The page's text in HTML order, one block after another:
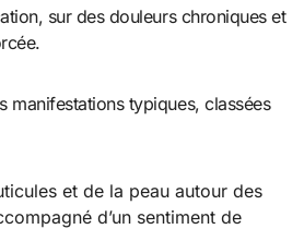
sur des douleurs chroniques et
manifestations typiques, classées
et de la peau autour des
d’un sentiment de